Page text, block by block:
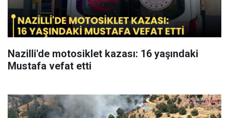
Nazilli'de motosiklet kazası: 16 yaşındaki
Mustafa vefat etti